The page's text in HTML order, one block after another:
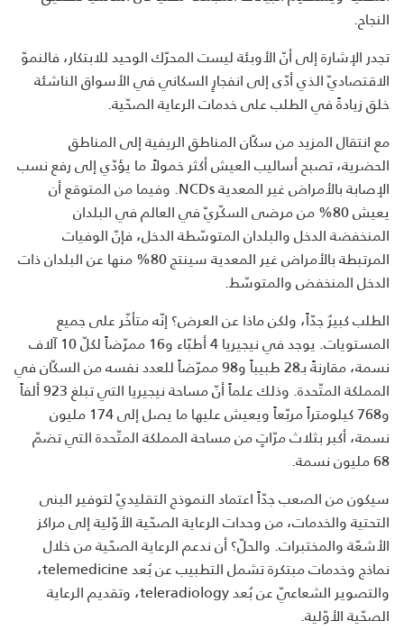
النجاح.
تجدر الإشارة إلى أنّ الأوبئة ليست المحرّك الوحيد للابتكار، فالنموّ
الاقتصاديّ الذي أدّى إلى انفجارٍ السكاني في الأسواق الناشئة
خلق زيادةً في الطلب على خدمات الرعاية الصحّية.
مع انتقال المزيد من سكّان المناطق الريفية إلى المناطق
الحضرية، تصبح أساليب العيش أكثر خمولاً ما يؤدّي إلى رفع نسب
الإصابة بالأمراض غير المعديةNCDs. وفيما من المتوقع أن
يعيش 80% من مرضى السكّريّ في العالم في البلدان
المنخفضة الدخل والبلدان المتوسّطة الدخل، فإنّ الوفيات
المرتبطة بالأمراض غير المعدية سينتج 80% منها عن البلدان ذات
الدخل المنخفض والمتوسّط.
الطلب كبيرٌ جدّاً، ولكن ماذا عن العرض؟ إنّه متأخّر على جميع
المستويات. يوجد في نيجيريا 4 أطبّاء و16 ممرّضاً لكلّ 10 آلاف
نسمة، مقارنةً بـ28 طبيباً و98 ممرّضاً للعدد نفسه من السكّان في
المملكة المتّحدة. وذلك علماً أنّ مساحة نيجيريا التي تبلغ 923 ألفاً
و768 كيلومتراً مربّعاً ويعيش عليها ما يصل إلى 174 مليون
نسمة، أكبر بثلاث مرّاتٍ من مساحة المملكة المتّحدة التي تضمّ
68 مليون نسمة.
سيكون من الصعب جدّاً اعتماد النموذج التقليديّ لتوفير البنى
التحتية والخدمات، من وحدات الرعاية الصحّية الأوّلية إلى مراكز
الأشعّة والمختبرات. والحلّ؟ أن ندعم الرعاية الصحّية من خلال
نماذج وخدمات مبتكرة تشمل التطبيب عن بُعدtelemedicine،
والتصوير الشعاعيّ عن بُعدteleradiology، وتقديم الرعاية
الصحّية الأوّلية.